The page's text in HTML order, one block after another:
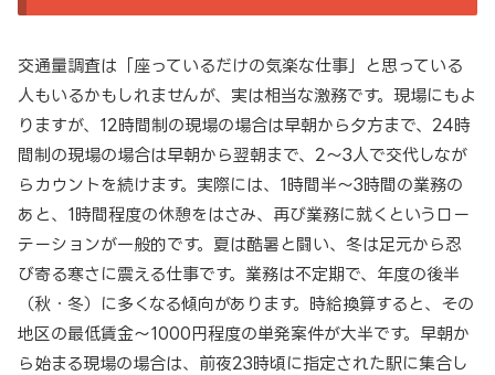
交通量調査は「座っているだけの気楽な仕事」と思っている
人もいるかもしれませんが、実は相当な激務です。現場にもよ
りますが、12時間制の現場の場合は早朝から夕方まで、24時
間制の現場の場合は早朝から翌朝まで、2～3人で交代しなが
らカウントを続けます。実際には、1時間半～3時間の業務の
あと、1時間程度の休憩をはさみ、再び業務に就くというロー
テーションが一般的です。夏は酷暑と闘い、冬は足元から忍
び寄る寒さに震える仕事です。業務は不定期で、年度の後半
（秋・冬）に多くなる傾向があります。時給換算すると、その
地区の最低賃金～1000円程度の単発案件が大半です。早朝か
ら始まる現場の場合は、前夜23時頃に指定された駅に集合し